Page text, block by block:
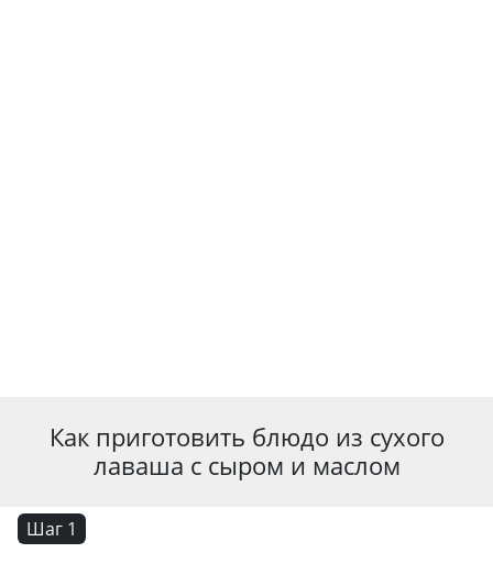
Как приготовить блюдо из сухого
лаваша с сыром и маслом
Шаг 1